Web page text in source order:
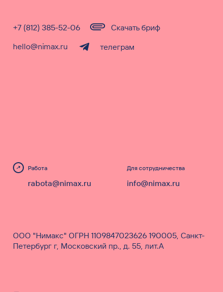
hello@nimax.ru
+7 (812) 385-52-06
телеграм
Скачать бриф
Работа
rabota@nimax.ru
Для сотрудничества
info@nimax.ru
ООО "Нимакс" ОГРН 1109847023626 190005, Санкт-
Петербург г, Московский пр., д. 55, лит.А